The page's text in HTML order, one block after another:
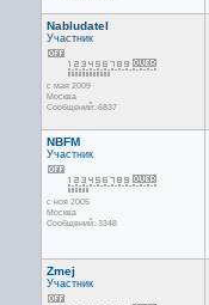
Nabludatel
Участник
с мая 2009
Москва
Сообщений: 6837
NBFM
Участник
с ноя 2005
Москва
Сообщений: 3348
Zmej
Участник